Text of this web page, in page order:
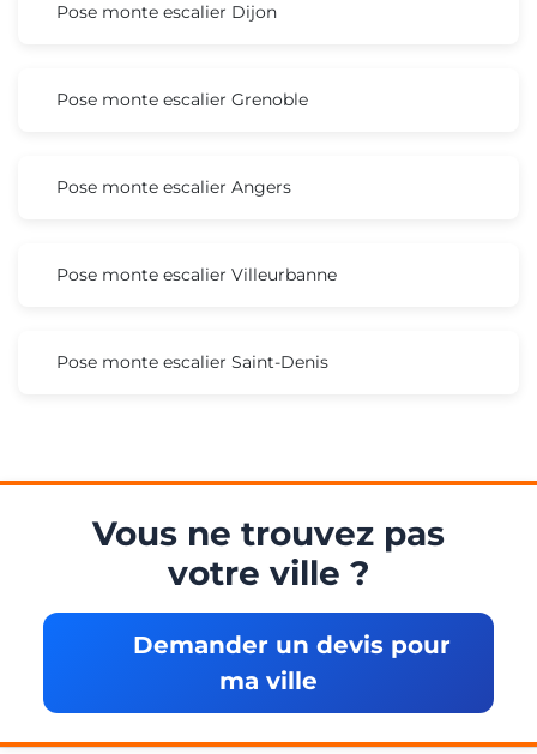
Pose monte escalier Dijon
Pose monte escalier Grenoble
Pose monte escalier Angers
Pose monte escalier Villeurbanne
Pose monte escalier Saint-Denis
Vous ne trouvez pas
votre ville ?
Demander un devis pour
ma ville